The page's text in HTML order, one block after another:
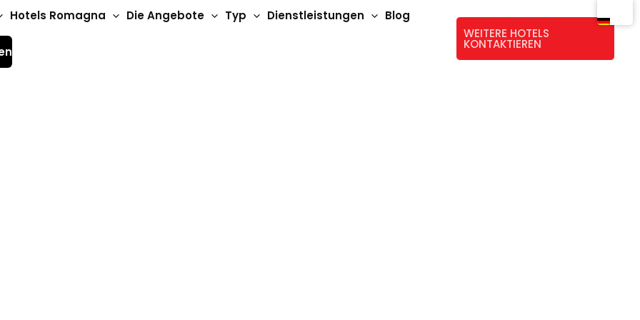
Hotels Romagna Die Angebote Typ Dienstleistungen Blog
WEITERE HOTELS
KONTAKTIEREN